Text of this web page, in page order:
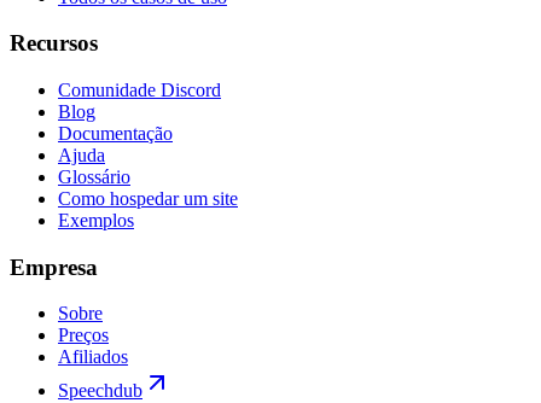
Recursos
Comunidade Discord
Blog
Documentação
Ajuda
Glossário
Como hospedar um site
Exemplos
Empresa
Sobre
Preços
Afiliados
Speechdub